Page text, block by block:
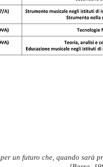
un futuro che, quando sarà